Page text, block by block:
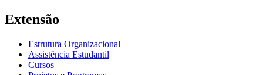
Extensão
Estrutura Organizacional
Assistência Estudantil
Cursos